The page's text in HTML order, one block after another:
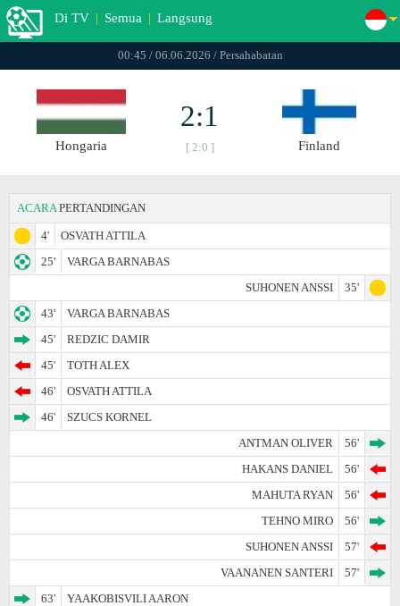
Di TV | Semua | Langsung
00:45 / 06.06.2026 / Persahabatan
Hongaria
2:1
[ 2:0 ] Finland
ACARA PERTANDINGAN
4'
OSVATH ATTILA
25'
VARGA BARNABAS
SUHONEN ANSSI
35'
43'
VARGA BARNABAS
45'
REDZIC DAMIR
45'
TOTH ALEX
46'
OSVATH ATTILA
46'
SZUCS KORNEL
ANTMAN OLIVER
56'
HAKANS DANIEL
56'
MAHUTA RYAN
56'
TEHNO MIRO
56'
SUHONEN ANSSI
57'
VAANANEN SANTERI
57'
63'
YAAKOBISVILI AARON